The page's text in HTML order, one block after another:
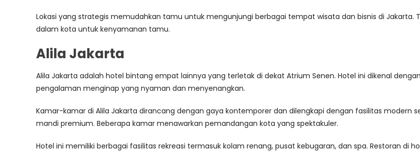
Lokasi yang strategis memudahkan tamu untuk mengunjungi berbagai tempat wisata dan bisnis di
dalam kota untuk kenyamanan tamu.
Alila Jakarta
Alila Jakarta adalah hotel bintang empat lainnya yang terletak di dekat Atrium Senen. Hotel ini dikenal
pengalaman menginap yang nyaman dan menyenangkan.
Kamar-kamar di Alila Jakarta dirancang dengan gaya kontemporer dan dilengkapi dengan fasilitas modern
mandi premium. Beberapa kamar menawarkan pemandangan kota yang spektakuler.
Hotel ini memiliki berbagai fasilitas rekreasi termasuk kolam renang, pusat kebugaran, dan spa. Restoran di